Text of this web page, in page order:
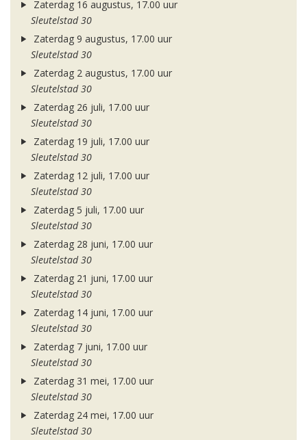
Zaterdag 16 augustus, 17.00 uur
Sleutelstad 30
Zaterdag 9 augustus, 17.00 uur
Sleutelstad 30
Zaterdag 2 augustus, 17.00 uur
Sleutelstad 30
Zaterdag 26 juli, 17.00 uur
Sleutelstad 30
Zaterdag 19 juli, 17.00 uur
Sleutelstad 30
Zaterdag 12 juli, 17.00 uur
Sleutelstad 30
Zaterdag 5 juli, 17.00 uur
Sleutelstad 30
Zaterdag 28 juni, 17.00 uur
Sleutelstad 30
Zaterdag 21 juni, 17.00 uur
Sleutelstad 30
Zaterdag 14 juni, 17.00 uur
Sleutelstad 30
Zaterdag 7 juni, 17.00 uur
Sleutelstad 30
Zaterdag 31 mei, 17.00 uur
Sleutelstad 30
Zaterdag 24 mei, 17.00 uur
Sleutelstad 30